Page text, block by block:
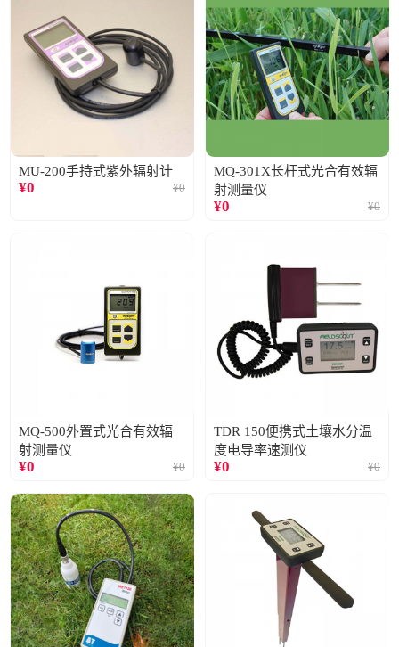
MU-200手持式紫外辐射计
¥0 ¥0
MQ-301X长杆式光合有效辐
射测量仪
¥0 ¥0
MQ-500外置式光合有效辐
射测量仪
¥0 ¥0
TDR 150便携式土壤水分温
度电导率速测仪
¥0 ¥0